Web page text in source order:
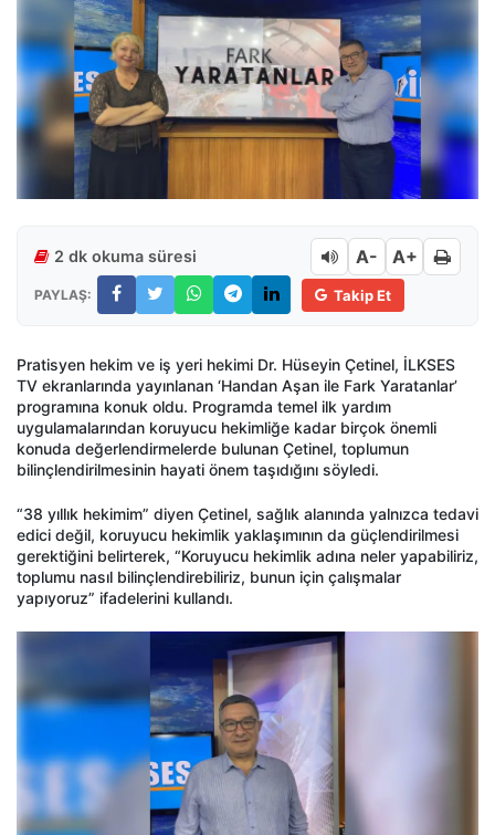
2 dk okuma süresi A- A+
PAYLAŞ: Takip Et
Pratisyen hekim ve iş yeri hekimi Dr. Hüseyin Çetinel, İLKSES
TV ekranlarında yayınlanan ‘Handan Aşan ile Fark Yaratanlar’
programına konuk oldu. Programda temel ilk yardım
uygulamalarından koruyucu hekimliğe kadar birçok önemli
konuda değerlendirmelerde bulunan Çetinel, toplumun
bilinçlendirilmesinin hayati önem taşıdığını söyledi.
“38 yıllık hekimim” diyen Çetinel, sağlık alanında yalnızca tedavi
edici değil, koruyucu hekimlik yaklaşımının da güçlendirilmesi
gerektiğini belirterek, “Koruyucu hekimlik adına neler yapabiliriz,
toplumu nasıl bilinçlendirebiliriz, bunun için çalışmalar
yapıyoruz” ifadelerini kullandı.